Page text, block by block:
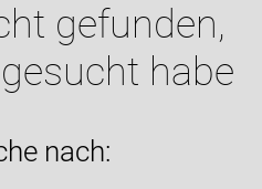
gefunden,
habe
nach: